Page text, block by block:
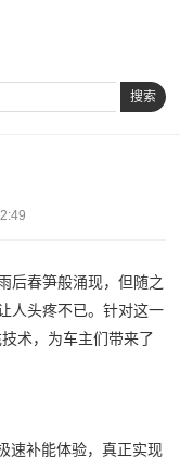
搜索
后春笋般涌现，但随之
人头疼不已。针对这一
术，为车主们带来了
速补能体验，真正实现